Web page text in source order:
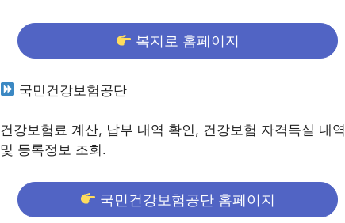
복지로 홈페이지
국민건강보험공단
건강보험료 계산, 납부 내역 확인, 건강보험 자격득실 내역
및 등록정보 조회.
국민건강보험공단 홈페이지